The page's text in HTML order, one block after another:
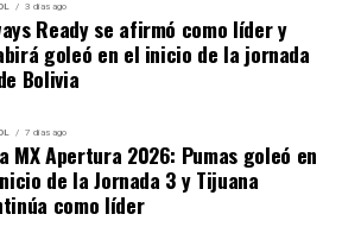
3 días ago
Ready se afirmó como líder y
goleó en el inicio de la jornada
Bolivia
7 días ago
MX Apertura 2026: Pumas goleó en
de la Jornada 3 y Tijuana
como líder